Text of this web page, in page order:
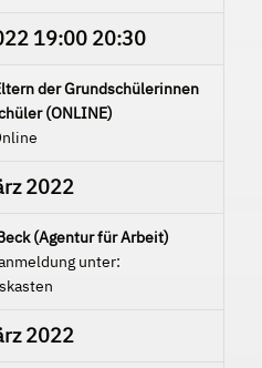
19:00 20:30
der Grundschülerinnen
(ONLINE)
2022
(Agentur für Arbeit)
unter:
2022